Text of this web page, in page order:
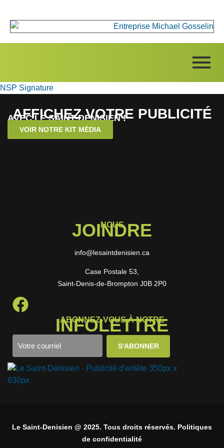
NSP Signature
AFFICHEZ VOTRE PUBLICITÉ
AVEC LE SAINT-DENISIEN !
VOIR NOTRE KIT MÉDIA
NOUS
JOINDRE
info@lesaintdenisien.ca
Case Postale 53,
Saint-Denis-de-Brompton J0B 2P0
ABONNEZ-VOUS À NOTRE
INFOLETTRE
Le Saint-Denisien @ 2025. Tous droits réservés. Politiques
de confidentialité